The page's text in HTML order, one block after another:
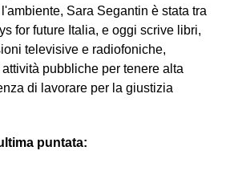
Sara Segantin è stata tra
for future Italia, e oggi scrive libri,
televisive e radiofoniche,
pubbliche per tenere alta
di lavorare per la giustizia
puntata: